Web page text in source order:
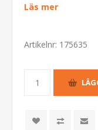
Läs mer
Artikelnr: 175635